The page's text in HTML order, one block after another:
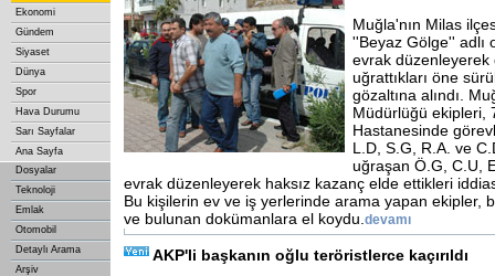
Ekonomi
Gündem
Siyaset
Dünya
Spor
Hava Durumu
Sarı Sayfalar
Ana Sayfa
Dosyalar
Teknoloji
Emlak
Otomobil
Detaylı Arama
Arşiv
Muğla'nın Milas
''Beyaz Gölge'' adlı
evrak düzenleyerek
uğrattıkları öne
gözaltına alındı.
Müdürlüğü ekipleri,
Hastanesinde
L.D, S.G, R.A. ve
uğraşan Ö.G, C.U,
evrak düzenleyerek haksız kazanç elde ettikleri
Bu kişilerin ev ve iş yerlerinde arama yapan ekipler,
ve bulunan dokümanlara el koydu. devamı
AKP'li başkanın oğlu teröristlerce kaçırıldı